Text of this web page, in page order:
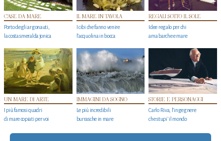
CASE DA MARE
Porto degli argonauti,
la costa smeralda jonica
IL MARE IN TAVOLA
I cibi che fanno venire
l’acquolina in bocca
REGALI SOTTO IL SOLE
Idee regalo per chi
ama barche e mare
UN MARE DI ARTE
I più famosi quadri
di mare copiati per voi
IMMAGINI DA SOGNO
Le più incredibili
burrasche in mare
STORIE E PERSONAGGI
Carlo Riva, l’ingegnere
che stupi' il mondo